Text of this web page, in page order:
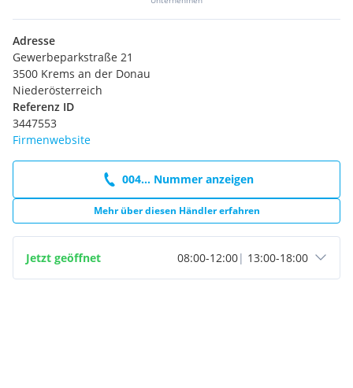
Adresse
Gewerbeparkstraße 21
3500 Krems an der Donau
Niederösterreich
Referenz ID
3447553
Firmenwebsite
004... Nummer anzeigen
Mehr über diesen Händler erfahren
Jetzt geöffnet 08:00-12:00| 13:00-18:00